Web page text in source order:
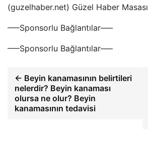
(guzelhaber.net) Güzel Haber Masası
—–Sponsorlu Bağlantılar—–
—–Sponsorlu Bağlantılar—–
← Beyin kanamasının belirtileri
nelerdir? Beyin kanaması
olursa ne olur? Beyin
kanamasının tedavisi